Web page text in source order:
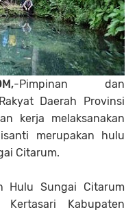
-Pimpinan dan
Daerah Provinsi
kerja melaksanakan
merupakan hulu
Citarum.
Hulu Sungai Citarum
Kabupaten